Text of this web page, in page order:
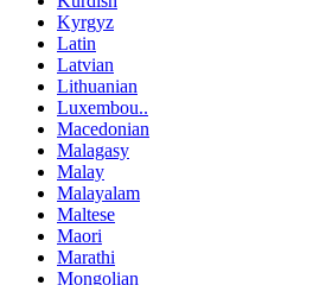
Kyrgyz
Latin
Latvian
Lithuanian
Luxembou..
Macedonian
Malagasy
Malay
Malayalam
Maltese
Maori
Marathi
Mongolian